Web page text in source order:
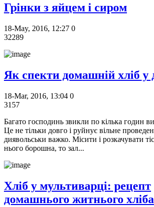
Грінки з яйцем і сиром
18-May, 2016, 12:27 0
32289
Як спекти домашній хліб у
18-Mar, 2016, 13:04 0
3157
Багато господинь звикли по кілька годин
Це не тільки довго і руйнує вільне
диявольськи важко. Місити і розкачувати
нього борошна, то зал...
Хліб у мультиварці: рецепт
домашнього житнього хліба